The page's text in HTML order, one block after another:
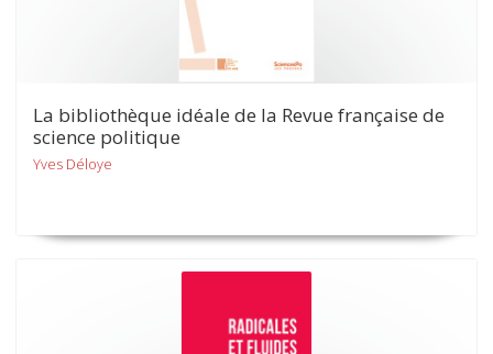
La bibliothèque idéale de la Revue française de
science politique
Yves Déloye